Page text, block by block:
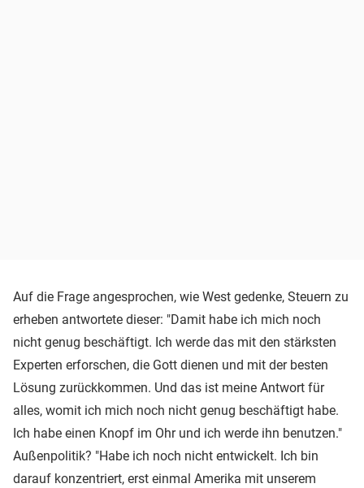
Auf die Frage angesprochen, wie West gedenke, Steuern zu
erheben antwortete dieser: "Damit habe ich mich noch
nicht genug beschäftigt. Ich werde das mit den stärksten
Experten erforschen, die Gott dienen und mit der besten
Lösung zurückkommen. Und das ist meine Antwort für
alles, womit ich mich noch nicht genug beschäftigt habe.
Ich habe einen Knopf im Ohr und ich werde ihn benutzen."
Außenpolitik? "Habe ich noch nicht entwickelt. Ich bin
darauf konzentriert, erst einmal Amerika mit unserem